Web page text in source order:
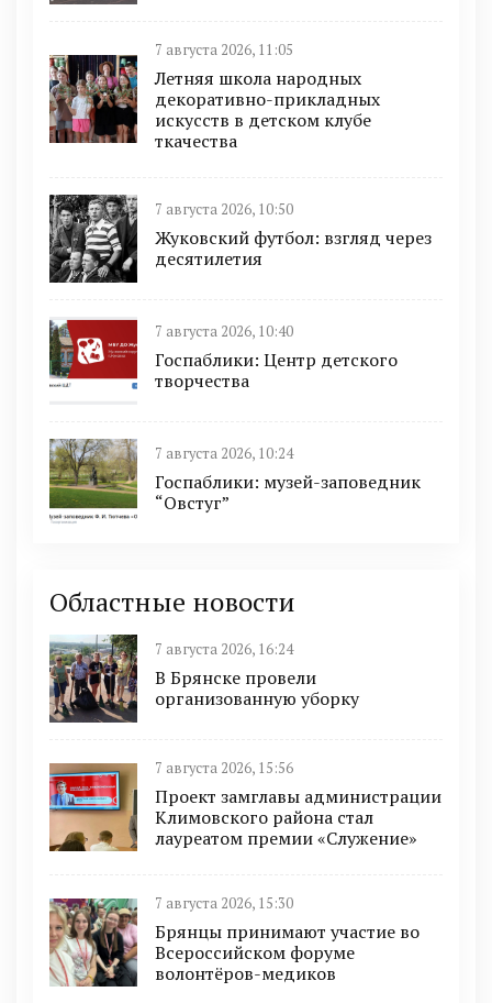
7 августа 2026, 11:05
Летняя школа народных
декоративно-прикладных
искусств в детском клубе
ткачества
7 августа 2026, 10:50
Жуковский футбол: взгляд через
десятилетия
7 августа 2026, 10:40
Госпаблики: Центр детского
творчества
7 августа 2026, 10:24
Госпаблики: музей-заповедник
“Овстуг”
Областные новости
7 августа 2026, 16:24
В Брянске провели
организованную уборку
7 августа 2026, 15:56
Проект замглавы администрации
Климовского района стал
лауреатом премии «Служение»
7 августа 2026, 15:30
Брянцы принимают участие во
Всероссийском форуме
волонтёров-медиков